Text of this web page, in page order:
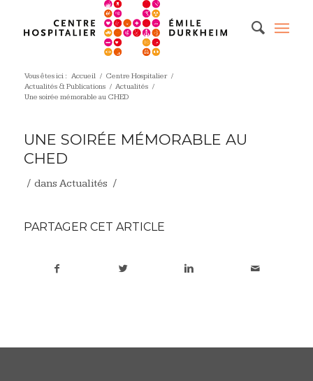
Vous êtes ici : Accueil / Centre Hospitalier /
Actualités & Publications / Actualités /
Une soirée mémorable au CHED
UNE SOIRÉE MÉMORABLE AU
CHED
/ dans Actualités /
PARTAGER CET ARTICLE